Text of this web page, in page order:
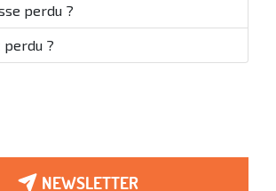
perdu ?
?
NEWSLETTER